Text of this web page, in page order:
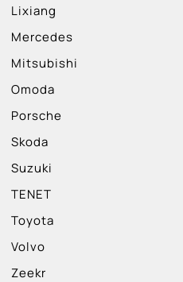
Lixiang
Mercedes
Mitsubishi
Omoda
Porsche
Skoda
Suzuki
TENET
Toyota
Volvo
Zeekr